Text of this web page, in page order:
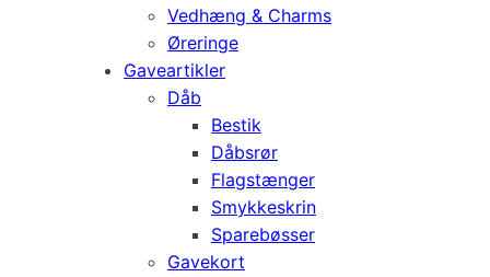
Vedhæng & Charms
Øreringe
Gaveartikler
Dåb
Bestik
Dåbsrør
Flagstænger
Smykkeskrin
Sparebøsser
Gavekort